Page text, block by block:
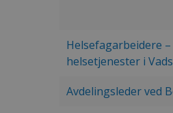
Helsefagarbeidere
helsetjenester i
Avdelingsleder ved